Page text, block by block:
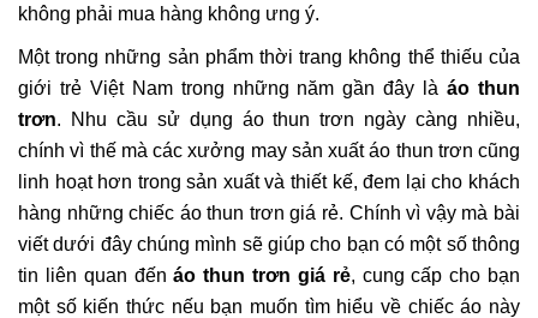
không phải mua hàng không ưng ý.
Một trong những sản phẩm thời trang không thể thiếu của
giới trẻ Việt Nam trong những năm gần đây làáo thun
trơn. Nhu cầu sử dụng áo thun trơn ngày càng nhiều,
chính vì thế mà các xưởng may sản xuất áo thun trơn cũng
linh hoạt hơn trong sản xuất và thiết kế, đem lại cho khách
hàng những chiếc áo thun trơn giá rẻ. Chính vì vậy mà bài
viết dưới đây chúng mình sẽ giúp cho bạn có một số thông
tin liên quan đếnáo thun trơn giá rẻ, cung cấp cho bạn
một số kiến thức nếu bạn muốn tìm hiểu về chiếc áo này